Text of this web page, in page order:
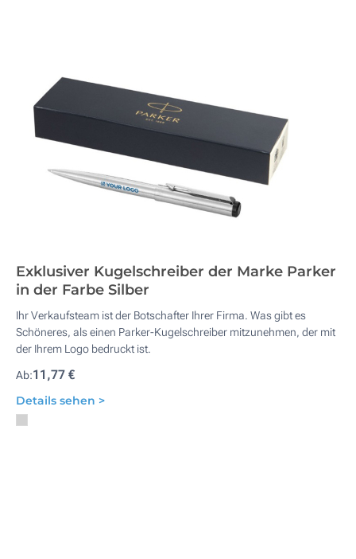
Exklusiver Kugelschreiber der Marke Parker
in der Farbe Silber
Ihr Verkaufsteam ist der Botschafter Ihrer Firma. Was gibt es
Schöneres, als einen Parker-Kugelschreiber mitzunehmen, der mit
der Ihrem Logo bedruckt ist.
Ab:11,77 €
Details sehen >